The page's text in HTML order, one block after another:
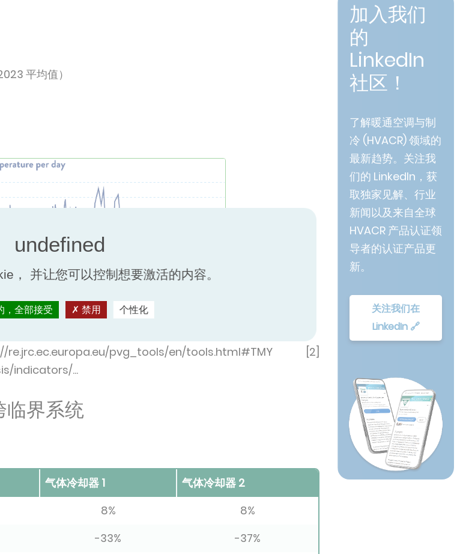
平均值）
pvg_tools/en/tools.html#TMY [2]
indicators/...
临界系统
气体冷却器 1
气体冷却器 2
8%
8%
-33%
-37%
加入我们
的
LinkedIn
社区！
了解暖通空调与制
冷 (HVACR) 领域的
最新趋势。关注我
们的 LinkedIn，获
取独家见解、行业
新闻以及来自全球
HVACR 产品认证领
导者的认证产品更
新。
关注我们在
LinkedIn 🔗
， 并让您可以控制想要激活的内容。
，全部接受 禁用 个性化